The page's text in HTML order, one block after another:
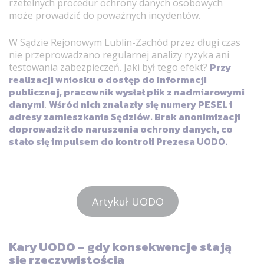
rzetelnych procedur ochrony danych osobowych
może prowadzić do poważnych incydentów.
W Sądzie Rejonowym Lublin-Zachód przez długi czas
nie przeprowadzano regularnej analizy ryzyka ani
testowania zabezpieczeń. Jaki był tego efekt? Przy
realizacji wniosku o dostęp do informacji
publicznej, pracownik wysłał plik z nadmiarowymi
danymi. Wśród nich znalazły się numery PESEL i
adresy zamieszkania Sędziów. Brak anonimizacji
doprowadził do naruszenia ochrony danych, co
stało się impulsem do kontroli Prezesa UODO.
Artykuł UODO
Kary UODO – gdy konsekwencje stają
się rzeczywistością